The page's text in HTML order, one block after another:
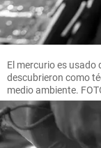
El mercurio es usado
descubrieron como
medio ambiente.